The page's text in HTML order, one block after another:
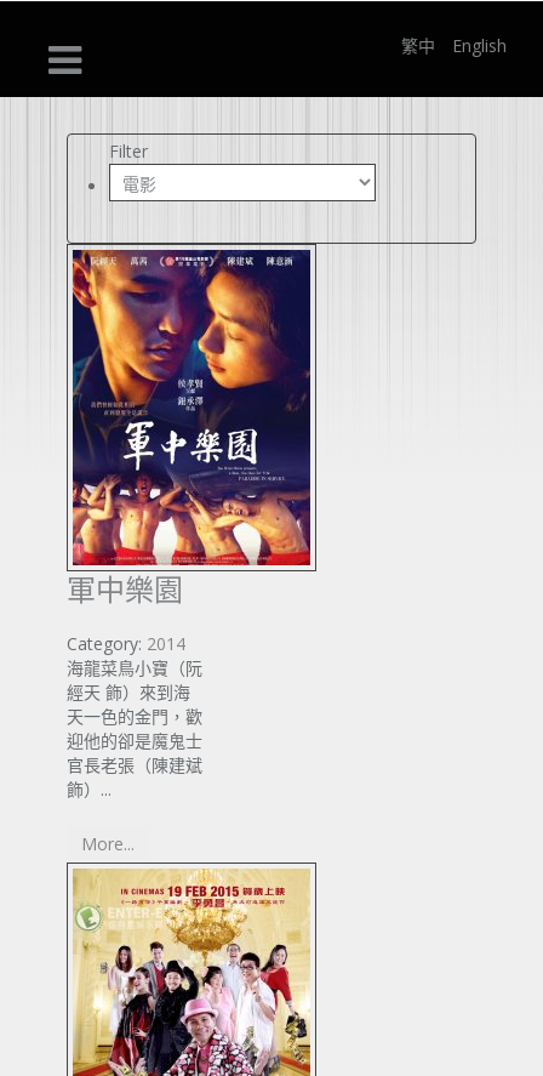
繁中 English
Filter
軍中樂園
Category: 2014
海龍菜鳥小寶（阮
經天 飾）來到海
天一色的金門，歡
迎他的卻是魔鬼士
官長老張（陳建斌
飾）...
More...